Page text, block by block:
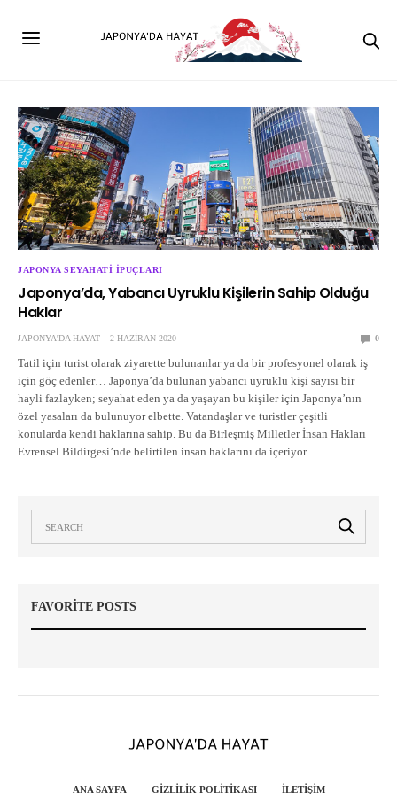
JAPONYA SEYAHATI İPUÇLARI
Japonya’da, Yabancı Uyruklu Kişilerin Sahip Olduğu
Haklar
JAPONYA'DA HAYAT 2 HAZIRAN 2020 0
Tatil için turist olarak ziyarette bulunanlar ya da bir profesyonel olarak iş
için göç edenler… Japonya’da bulunan yabancı uyruklu kişi sayısı bir
hayli fazlayken; seyahat eden ya da yaşayan bu kişiler için Japonya’nın
özel yasaları da bulunuyor elbette. Vatandaşlar ve turistler çeşitli
konularda kendi haklarına sahip. Bu da Birleşmiş Milletler İnsan Hakları
Evrensel Bildirgesi’nde belirtilen insan haklarını da içeriyor.
FAVORITE POSTS
ANA SAYFA GIZLILIK POLITIKASI İLETIŞIM